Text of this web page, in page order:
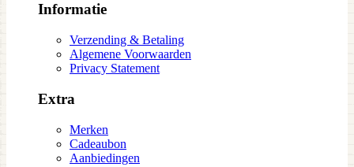
Informatie
Verzending & Betaling
Algemene Voorwaarden
Privacy Statement
Extra
Merken
Cadeaubon
Aanbiedingen